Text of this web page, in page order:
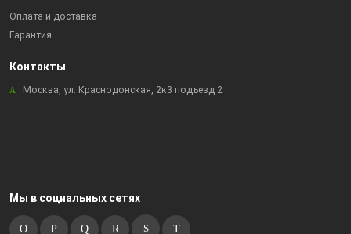
Оплата и доставка
Гарантия
Контакты
Москва, ул. Краснодонская, 2к3 подъезд 2
Мы в социальных сетях